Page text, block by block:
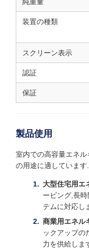
装置の種類
スクリーン表示
認証
保証
製品使用
室内での高容量エネ
の用途に適しています.
大型住宅用エ
ービング,長
テムに対応し
商業用エネル
ックアップの
力を供給しま